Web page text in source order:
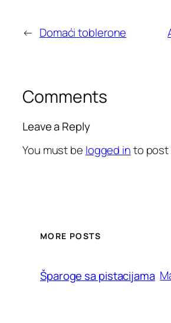
← Domaći toblerone
Comments
Leave a Reply
You must be logged into post
MORE POSTS
Šparoge sa pistacijama